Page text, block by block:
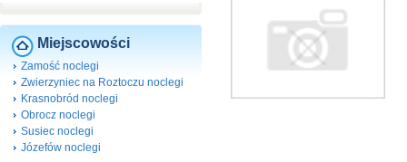
Miejscowości
Zamość noclegi
Zwierzyniec na Roztoczu noclegi
Krasnobród noclegi
Obrocz noclegi
Susiec noclegi
Józefów noclegi